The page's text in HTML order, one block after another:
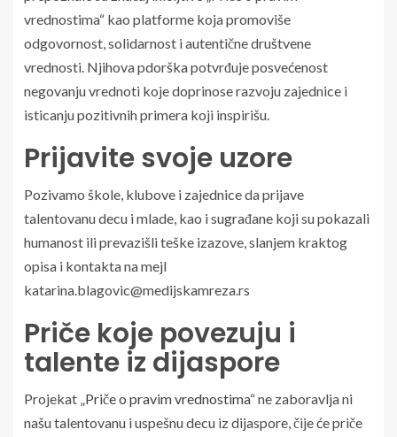
vrednostima“ kao platforme koja promoviše
odgovornost, solidarnost i autentične društvene
vrednosti. Njihova pdorška potvrđuje posvećenost
negovanju vrednoti koje doprinose razvoju zajednice i
isticanju pozitivnih primera koji inspirišu.
Prijavite svoje uzore
Pozivamo škole, klubove i zajednice da prijave
talentovanu decu i mlade, kao i sugrađane koji su pokazali
humanost ili prevazišli teške izazove, slanjem kraktog
opisa i kontakta na mejl
katarina.blagovic@medijskamreza.rs
Priče koje povezuju i
talente iz dijaspore
Projekat „Priče o pravim vrednostima“ ne zaboravlja ni
našu talentovanu i uspešnu decu iz dijaspore, čije će priče